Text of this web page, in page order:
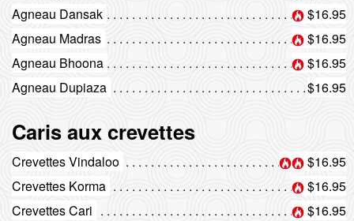
Agneau Dansak
$16.95
Agneau Madras
$16.95
Agneau Bhoona
$16.95
Agneau Dupiaza
$16.95
Caris aux crevettes
Crevettes Vindaloo
$16.95
Crevettes Korma
$16.95
Crevettes Cari
$16.95